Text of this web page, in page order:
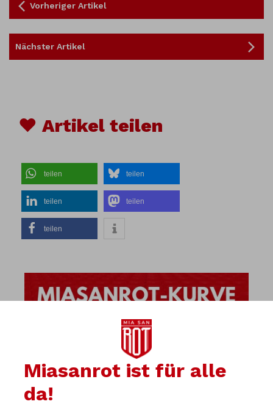
Vorheriger Artikel
Nächster Artikel
♥ Artikel teilen
teilen teilen
teilen teilen
teilen
Miasanrot ist für alle
da!